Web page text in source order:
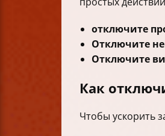
отключите
Отключите
Отключите
Как
Чтобы ускорить